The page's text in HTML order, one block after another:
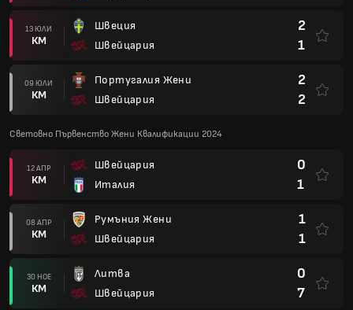
13 ЮЛИ
КМ
Швеция
Швейцария
2
1
09 ЮЛИ
КМ
Португалия Жени
Швейцария
2
2
Световно Първенство Жени Квалификации 2024
12 АПР
КМ
Швейцария
Италия
0
1
08 АПР
КМ
Румъния Жени
Швейцария
1
1
30 НОЕ
КМ
Литва
Швейцария
0
7